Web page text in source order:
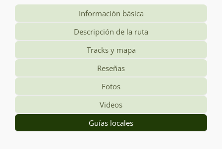
Información básica
Descripción de la ruta
Tracks y mapa
Reseñas
Fotos
Videos
Guías locales